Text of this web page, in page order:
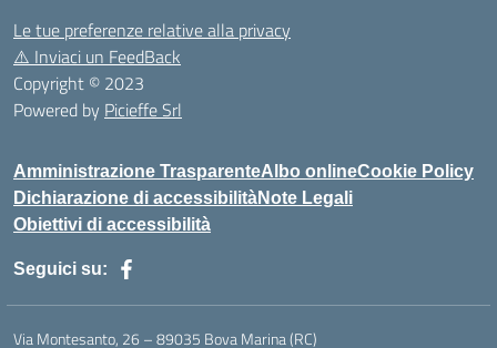
Le tue preferenze relative alla privacy
⚠️ Inviaci un FeedBack
Copyright © 2023
Powered by Picieffe Srl
Amministrazione TrasparenteAlbo onlineCookie Policy
Dichiarazione di accessibilitàNote Legali
Obiettivi di accessibilità
Seguici su:
Via Montesanto, 26 – 89035 Bova Marina (RC)